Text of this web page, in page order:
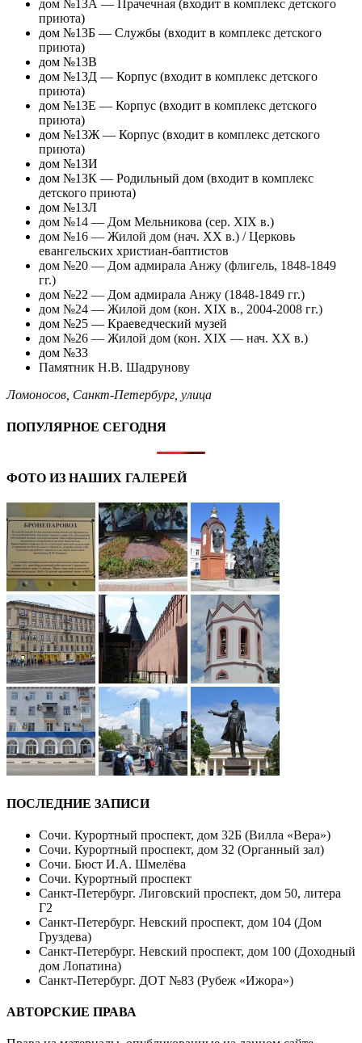
дом №13А — Прачечная (входит в комплекс детского
приюта)
дом №13Б — Службы (входит в комплекс детского
приюта)
дом №13В
дом №13Д — Корпус (входит в комплекс детского
приюта)
дом №13Е — Корпус (входит в комплекс детского
приюта)
дом №13Ж — Корпус (входит в комплекс детского
приюта)
дом №13И
дом №13К — Родильный дом (входит в комплекс
детского приюта)
дом №13Л
дом №14 — Дом Мельникова (сер. ХIХ в.)
дом №16 — Жилой дом (нач. ХХ в.) / Церковь
евангельских христиан-баптистов
дом №20 — Дом адмирала Анжу (флигель, 1848-1849
гг.)
дом №22 — Дом адмирала Анжу (1848-1849 гг.)
дом №24 — Жилой дом (кон. XIX в., 2004-2008 гг.)
дом №25 — Краеведческий музей
дом №26 — ​Жилой дом (кон. ХIХ — нач. ХХ в.)
дом №33
Памятник Н.В. Шадрунову
Ломоносов Санкт-Петербург улица
ПОПУЛЯРНОЕ СЕГОДНЯ
ФОТО ИЗ НАШИХ ГАЛЕРЕЙ
ПОСЛЕДНИЕ ЗАПИСИ
Сочи. Курортный проспект, дом 32Б (Вилла «Вера»)
Сочи. Курортный проспект, дом 32 (Органный зал)
Сочи. Бюст И.А. Шмелёва
Сочи. Курортный проспект
Санкт-Петербург. Лиговский проспект, дом 50, литера
Г2
Санкт-Петербург. Невский проспект, дом 104 (Дом
Груздева)
Санкт-Петербург. Невский проспект, дом 100 (Доходный
дом Лопатина)
Санкт-Петербург. ДОТ №83 (Рубеж «Ижора»)
АВТОРСКИЕ ПРАВА